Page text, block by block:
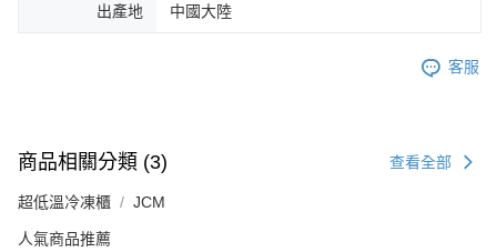
出產地 中國大陸
客服
商品相關分類 (3) 查看全部
超低溫冷凍櫃 JCM
人氣商品推薦